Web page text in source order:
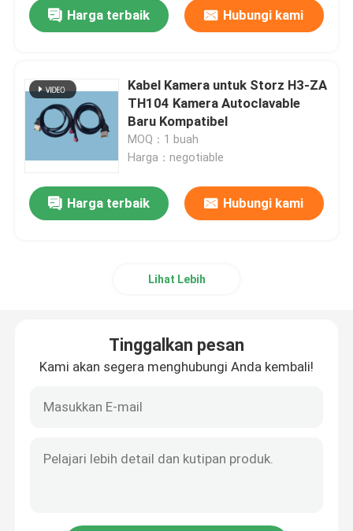
Harga terbaik Hubungi kami
Kabel Kamera untuk Storz H3-ZA
TH104 Kamera Autoclavable
Baru Kompatibel
MOQ：1 buah
Harga：negotiable
Harga terbaik Hubungi kami
Lihat Lebih
Tinggalkan pesan
Kami akan segera menghubungi Anda kembali!